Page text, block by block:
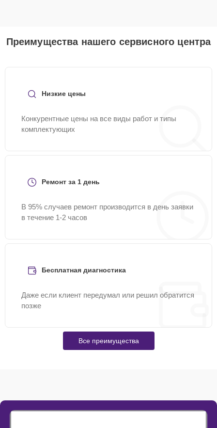
Преимущества нашего сервисного центра
Низкие цены
Конкурентные цены на все виды работ и типы
комплектующих
Ремонт за 1 день
В 95% случаев ремонт производится в день заявки
в течение 1-2 часов
Бесплатная диагностика
Даже если клиент передумал или решил обратится
позже
Все преимущества